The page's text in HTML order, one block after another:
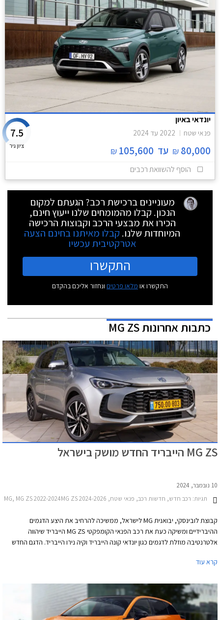
יונדאי באיון
פנאי שטח 2022 עד 2024
80,000
₪ עד 105,600
₪
7.5
ציון גיר
הוסף להשוואת רכבים
מעוניינים ברכישת רכב? הגעתם למקום
הנכון. קבלו מהמומחים שלנו ייעוץ חינם,
הכירו את מבצעי הרכב וקבוצות הרכישה
המיוחדות שלנו. קבלו מאיתנו בחינם הצעה
אטרקטיבית עכשיו
התקשרו
התקשרו או מלאו פרטים ונחזור אליכם בהקדם
כתבות אחרונות MG ZS
MG ZS הייבריד החדש מושק בישראל
10 נובמבר, 2024
תגיות: רכב חדש, חדשות רכב, פנאי שטח, MG, MG ZS 2022-2024MG ZS 2024-2026
קבוצת לובינסקי, יבואנית MG לישראל, ממשיכה להרחיב את היצע הדגמים
ההיברידיים ומשיקה כעת את רכב הפנאי הקומפקטי MG ZS הייבריד שיהווה
אלטרנטיבה מוזלת לדגמים כגון יונדאי קונה הייבריד וקיה נירו הייבריד. הדגם החדש
קרא עוד